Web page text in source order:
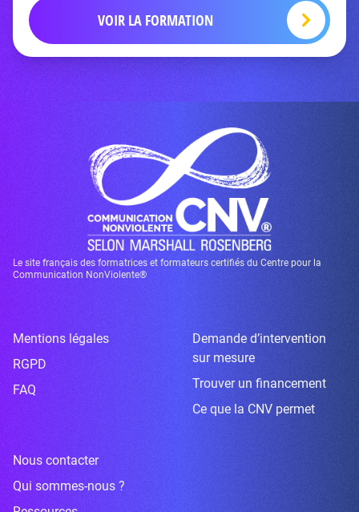
VOIR LA FORMATION
Le site français des formatrices et formateurs certifiés du Centre pour la
Communication NonViolente®
Mentions légales
RGPD
FAQ
Demande d’intervention
sur mesure
Trouver un financement
Ce que la CNV permet
Nous contacter
Qui sommes-nous ?